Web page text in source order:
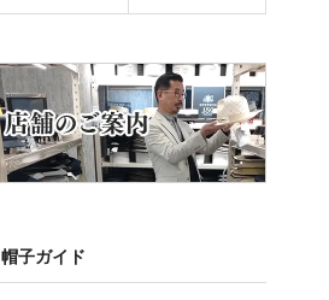
帽子ガイド